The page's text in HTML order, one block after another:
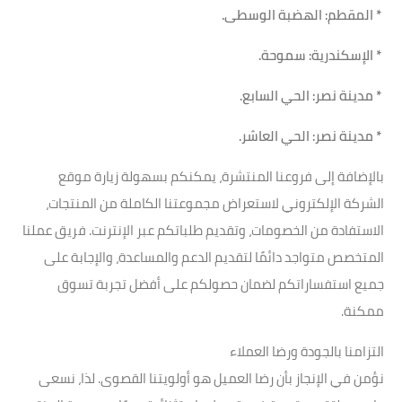
* المقطم: الهضبة الوسطى.
* الإسكندرية: سموحة.
* مدينة نصر: الحي السابع.
* مدينة نصر: الحي العاشر.
بالإضافة إلى فروعنا المنتشرة، يمكنكم بسهولة زيارة موقع
الشركة الإلكتروني لاستعراض مجموعتنا الكاملة من المنتجات،
الاستفادة من الخصومات، وتقديم طلباتكم عبر الإنترنت. فريق عملنا
المتخصص متواجد دائمًا لتقديم الدعم والمساعدة، والإجابة على
جميع استفساراتكم لضمان حصولكم على أفضل تجربة تسوق
ممكنة.
التزامنا بالجودة ورضا العملاء
نؤمن في الإنجاز بأن رضا العميل هو أولويتنا القصوى. لذا، نسعى